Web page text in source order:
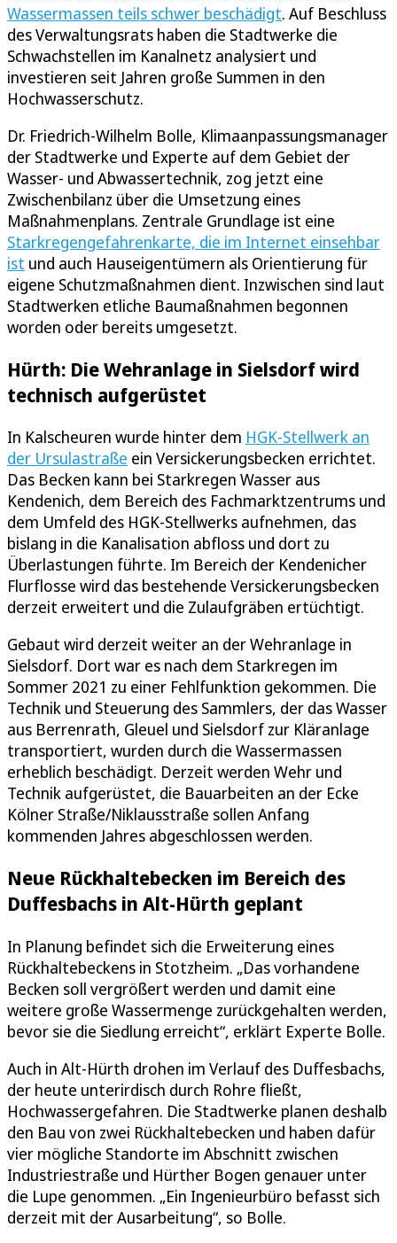
Wassermassen teils schwer beschädigt. Auf Beschluss
des Verwaltungsrats haben die Stadtwerke die
Schwachstellen im Kanalnetz analysiert und
investieren seit Jahren große Summen in den
Hochwasserschutz.
Dr. Friedrich-Wilhelm Bolle, Klimaanpassungsmanager
der Stadtwerke und Experte auf dem Gebiet der
Wasser- und Abwassertechnik, zog jetzt eine
Zwischenbilanz über die Umsetzung eines
Maßnahmenplans. Zentrale Grundlage ist eine
Starkregengefahrenkarte, die im Internet einsehbar
ist und auch Hauseigentümern als Orientierung für
eigene Schutzmaßnahmen dient. Inzwischen sind laut
Stadtwerken etliche Baumaßnahmen begonnen
worden oder bereits umgesetzt.
Hürth: Die Wehranlage in Sielsdorf wird
technisch aufgerüstet
In Kalscheuren wurde hinter dem HGK-Stellwerk an
der Ursulastraße ein Versickerungsbecken errichtet.
Das Becken kann bei Starkregen Wasser aus
Kendenich, dem Bereich des Fachmarktzentrums und
dem Umfeld des HGK-Stellwerks aufnehmen, das
bislang in die Kanalisation abfloss und dort zu
Überlastungen führte. Im Bereich der Kendenicher
Flurflosse wird das bestehende Versickerungsbecken
derzeit erweitert und die Zulaufgräben ertüchtigt.
Gebaut wird derzeit weiter an der Wehranlage in
Sielsdorf. Dort war es nach dem Starkregen im
Sommer 2021 zu einer Fehlfunktion gekommen. Die
Technik und Steuerung des Sammlers, der das Wasser
aus Berrenrath, Gleuel und Sielsdorf zur Kläranlage
transportiert, wurden durch die Wassermassen
erheblich beschädigt. Derzeit werden Wehr und
Technik aufgerüstet, die Bauarbeiten an der Ecke
Kölner Straße/Niklausstraße sollen Anfang
kommenden Jahres abgeschlossen werden.
Neue Rückhaltebecken im Bereich des
Duffesbachs in Alt-Hürth geplant
In Planung befindet sich die Erweiterung eines
Rückhaltebeckens in Stotzheim. „Das vorhandene
Becken soll vergrößert werden und damit eine
weitere große Wassermenge zurückgehalten werden,
bevor sie die Siedlung erreicht“, erklärt Experte Bolle.
Auch in Alt-Hürth drohen im Verlauf des Duffesbachs,
der heute unterirdisch durch Rohre fließt,
Hochwassergefahren. Die Stadtwerke planen deshalb
den Bau von zwei Rückhaltebecken und haben dafür
vier mögliche Standorte im Abschnitt zwischen
Industriestraße und Hürther Bogen genauer unter
die Lupe genommen. „Ein Ingenieurbüro befasst sich
derzeit mit der Ausarbeitung“, so Bolle.